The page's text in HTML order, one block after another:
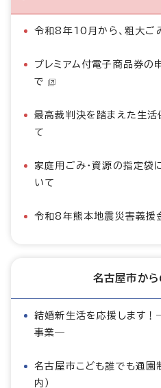
令和8年10月から、粗大ご
プレミアム付電子商品券の
で
最高裁判決を踏まえた生
て
家庭用ごみ・資源の指定袋
いて
令和8年熊本地震災害義援
名古屋市か
結婚新生活を応援します
事業―
名古屋市こども誰でも通園
内）